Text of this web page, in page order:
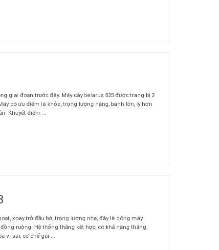
giai đoạn trước đây. Máy cày belarus 825 được trang bị 2
có ưu điểm là khỏe, trọng lượng nặng, bánh lớn, lỳ hơn
Khuyết điểm ...
xoay trở đầu bờ, trọng lượng nhẹ, đây là dòng máy
ruộng. Hệ thống thắng kết hợp, có khả năng thắng
vi sai, cơ chế gài ...